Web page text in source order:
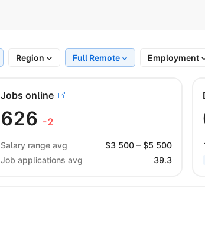
Region Full Remote Employment
Jobs online
626 -2
Salary range avg $3 500– $5 500
Job applications avg
39.3